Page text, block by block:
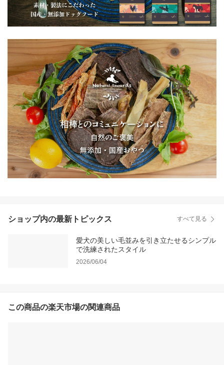
ショップ内の最新トピックス すべて見る
愛犬の美しい毛並みを引き立たせるシンプル
で洗練されたスタイル
2026/06/04
この商品の楽天市場の関連商品